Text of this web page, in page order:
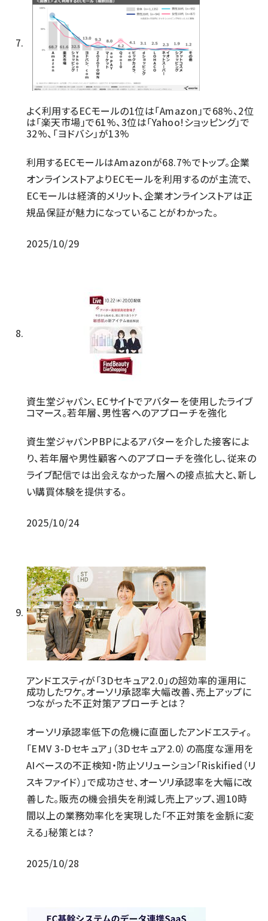
よく利用するECモールの1位は「Amazon」で68%、2位
は「楽天市場」で61%、3位は「Yahoo!ショッピング」で
32%、「ヨドバシ」が13%
利用するECモールはAmazonが68.7%でトップ。企業
オンラインストアよりECモールを利用するのが主流で、
ECモールは経済的メリット、企業オンラインストアは正
規品保証が魅力になっていることがわかった。
2025/10/29
資生堂ジャパン、ECサイトでアバターを使用したライブ
コマース。若年層、男性客へのアプローチを強化
資生堂ジャパンPBPによるアバターを介した接客によ
り、若年層や男性顧客へのアプローチを強化し、従来の
ライブ配信では出会えなかった層への接点拡大と、新し
い購買体験を提供する。
2025/10/24
アンドエスティが「3Dセキュア2.0」の超効率的運用に
成功したワケ。オーソリ承認率大幅改善、売上アップに
つながった不正対策アプローチとは？
オーソリ承認率低下の危機に直面したアンドエスティ。
「EMV 3-Dセキュア」（3Dセキュア2.0）の高度な運用を
AIベースの不正検知・防止ソリューション「Riskified（リ
スキファイド）」で成功させ、オーソリ承認率を大幅に改
善した。販売の機会損失を削減し売上アップ、週10時
間以上の業務効率化を実現した「不正対策を金脈に変
える」秘策とは？
2025/10/28